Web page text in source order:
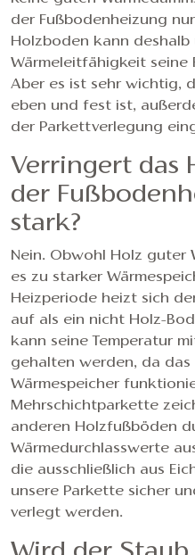
der Fußbodenheizung
Holzboden kann
Wärmeleitfähigkeit seine
Aber es ist sehr wichtig,
eben und fest ist,
der Parkettverlegung
Verringert das
der
stark?
Nein. Obwohl Holz guter
es zu starker
Heizperiode heizt sich
auf als ein nicht Holz-
kann seine Temperatur
gehalten werden, da das
Wärmespeicher
Mehrschichtparkette
anderen Holzfußböden
Wärmedurchlasswerte
die ausschließlich aus
unsere Parkette sicher
verlegt werden.